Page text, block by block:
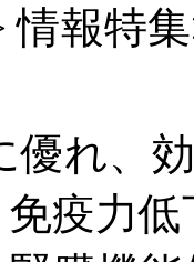
情報特
優れ、
疫力